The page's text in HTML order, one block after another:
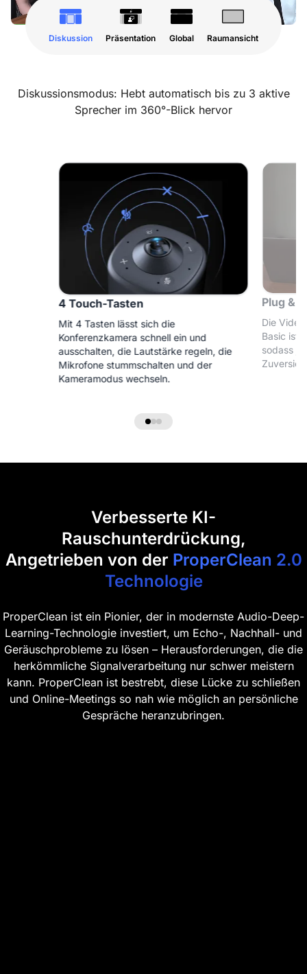
Diskussion Präsentation Global Raumansicht
Diskussionsmodus: Hebt automatisch bis zu 3 aktive
Sprecher im 360°-Blick hervor
4 Touch-Tasten
Mit 4 Tasten lässt sich die
Konferenzkamera schnell ein und
ausschalten, die Lautstärke regeln, die
Mikrofone stummschalten und der
Kameramodus wechseln.
Plug &
Die
Basic ist
sodass
Verbesserte KI-
Rauschunterdrückung,
Angetrieben von der ProperClean 2.0
Technologie
ProperClean ist ein Pionier, der in modernste Audio-Deep-
Learning-Technologie investiert, um Echo-, Nachhall- und
Geräuschprobleme zu lösen – Herausforderungen, die die
herkömmliche Signalverarbeitung nur schwer meistern
kann. ProperClean ist bestrebt, diese Lücke zu schließen
und Online-Meetings so nah wie möglich an persönliche
Gespräche heranzubringen.